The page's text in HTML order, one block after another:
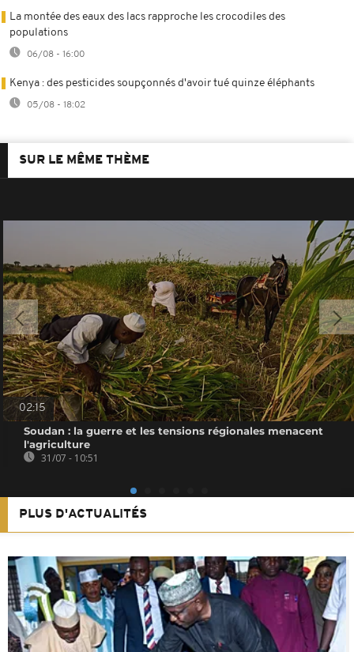
La montée des eaux des lacs rapproche les crocodiles des
populations
06/08 - 16:00
Kenya : des pesticides soupçonnés d'avoir tué quinze éléphants
05/08 - 18:02
SUR LE MÊME THÈME
02:15
Soudan : la guerre et les tensions régionales menacent
l'agriculture
31/07 - 10:51
PLUS D'ACTUALITÉS